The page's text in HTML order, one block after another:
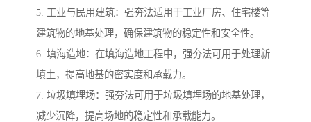
5. 工业与民用建筑：强夯法适用于工业厂房、住宅楼等
建筑物的地基处理，确保建筑物的稳定性和安全性。
6. 填海造地：在填海造地工程中，强夯法可用于处理新
填土，提高地基的密实度和承载力。
7. 垃圾填埋场：强夯法可用于垃圾填埋场的地基处理，
减少沉降，提高场地的稳定性和承载能力。